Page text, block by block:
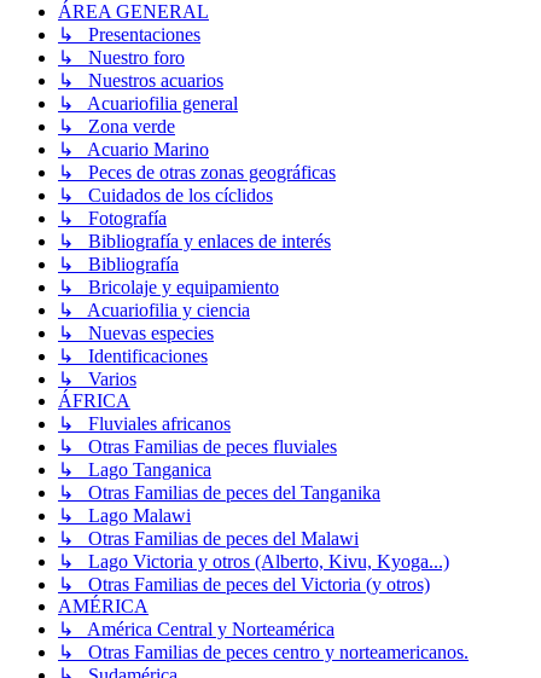
ÁREA GENERAL
↳ Presentaciones
↳ Nuestro foro
↳ Nuestros acuarios
↳ Acuariofilia general
↳ Zona verde
↳ Acuario Marino
↳ Peces de otras zonas geográficas
↳ Cuidados de los cíclidos
↳ Fotografía
↳ Bibliografía y enlaces de interés
↳ Bibliografía
↳ Bricolaje y equipamiento
↳ Acuariofilia y ciencia
↳ Nuevas especies
↳ Identificaciones
↳ Varios
ÁFRICA
↳ Fluviales africanos
↳ Otras Familias de peces fluviales
↳ Lago Tanganica
↳ Otras Familias de peces del Tanganika
↳ Lago Malawi
↳ Otras Familias de peces del Malawi
↳ Lago Victoria y otros (Alberto, Kivu, Kyoga...)
↳ Otras Familias de peces del Victoria (y otros)
AMÉRICA
↳ América Central y Norteamérica
↳ Otras Familias de peces centro y norteamericanos.